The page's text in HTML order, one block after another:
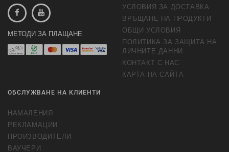
МЕТОДИ ЗА ПЛАЩАНЕ
УСЛОВИЯ ЗА ДОСТАВКА
ВРЪЩАНЕ НА ПРОДУКТИ
ОБЩИ УСЛОВИЯ
ПОЛИТИКА ЗА ЗАЩИТА НА
ЛИЧНИТЕ ДАННИ
КОНТАКТ С НАС
КАРТА НА САЙТА
ОБСЛУЖВАНЕ НА КЛИЕНТИ
НАМАЛЕНИЯ
РЕКЛАМАЦИИ
ПРОИЗВОДИТЕЛИ
ВАУЧЕРИ